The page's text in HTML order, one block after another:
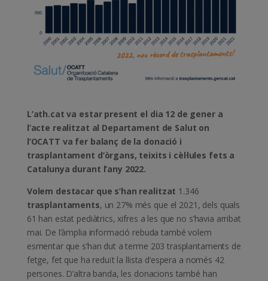
L’ath.cat va estar present el dia 12 de genera
l’acte realitzat al Departament de Salut on
l’OCATT va fer balanç de la donació i
trasplantament d’òrgans, teixits i cèl·lules fets a
Catalunya durant l’any 2022.
Volem destacar que s’han realitzat 1.346
trasplantaments, un 27% més que el 2021, dels quals
61 han estat pediàtrics, xifres a les que no s’havia arribat
mai. De l’àmplia informació rebuda també volem
esmentar que s’han dut a terme 203 trasplantaments de
fetge, fet que ha reduït la llista d’espera a només 42
persones. D’altra banda, les donacions també han